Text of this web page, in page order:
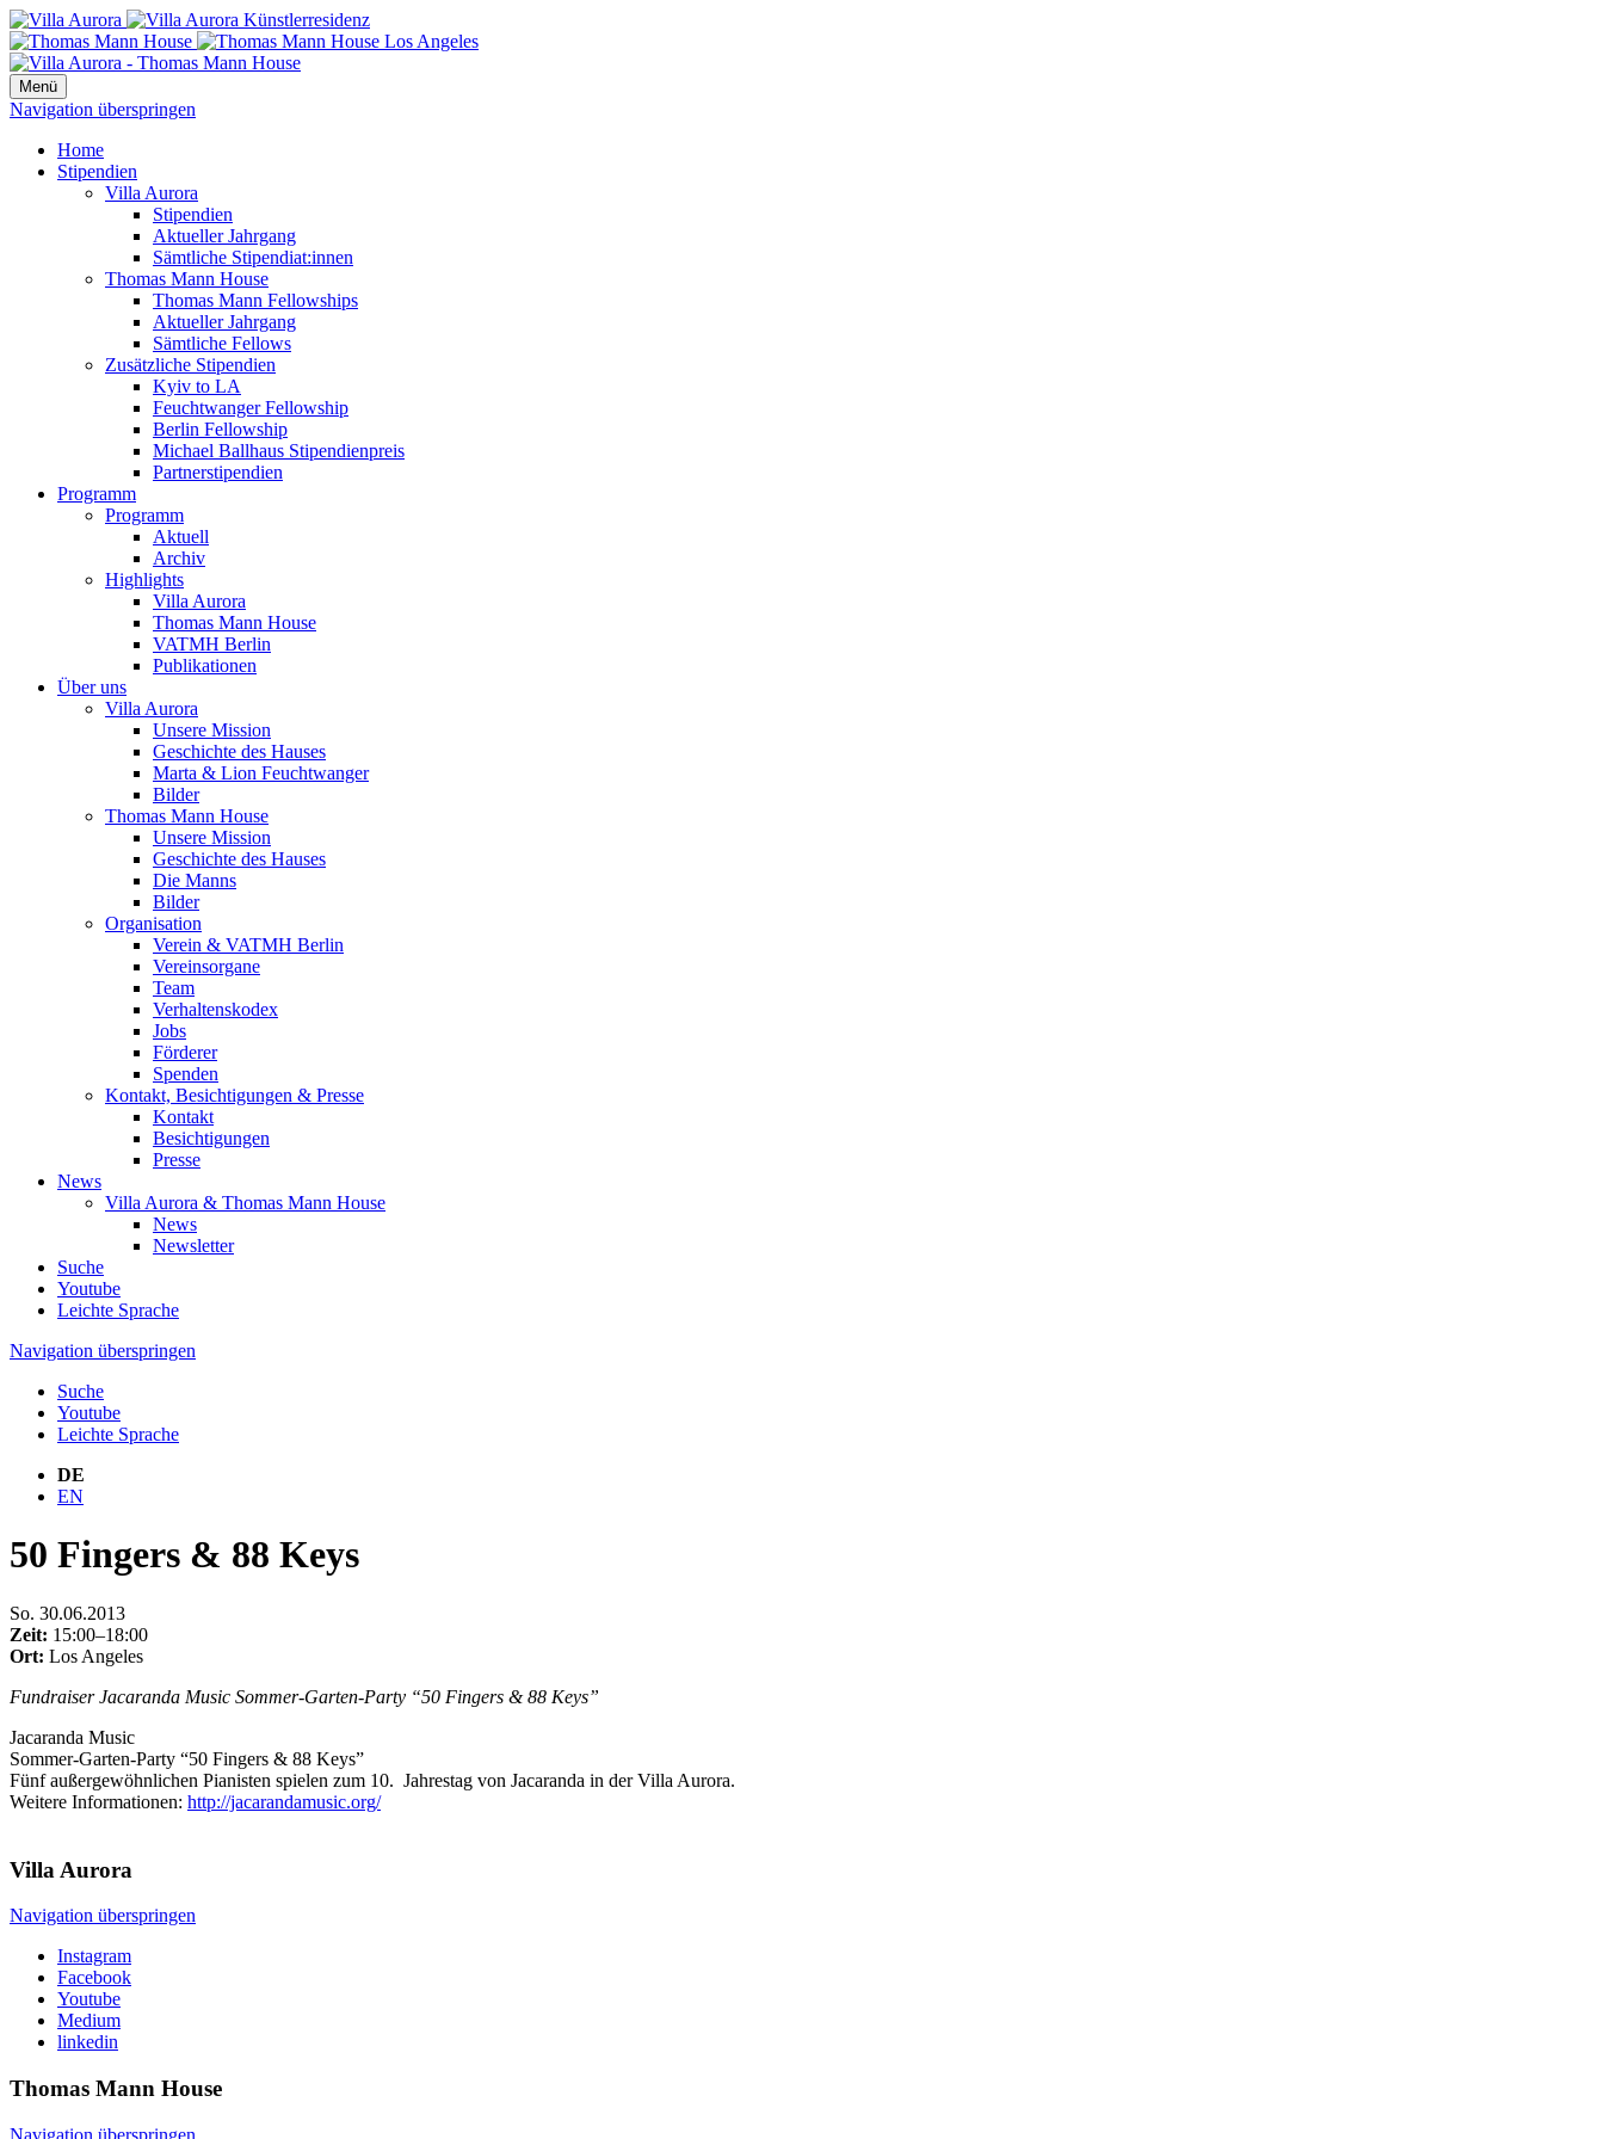
Menü
Navigation überspringen
Home
Stipendien
Villa Aurora
Stipendien
Aktueller Jahrgang
Sämtliche Stipendiat:innen
Thomas Mann House
Thomas Mann Fellowships
Aktueller Jahrgang
Sämtliche Fellows
Zusätzliche Stipendien
Kyiv to LA
Feuchtwanger Fellowship
Berlin Fellowship
Michael Ballhaus Stipendienpreis
Partnerstipendien
Programm
Programm
Aktuell
Archiv
Highlights
Villa Aurora
Thomas Mann House
VATMH Berlin
Publikationen
Über uns
Villa Aurora
Unsere Mission
Geschichte des Hauses
Marta & Lion Feuchtwanger
Bilder
Thomas Mann House
Unsere Mission
Geschichte des Hauses
Die Manns
Bilder
Organisation
Verein & VATMH Berlin
Vereinsorgane
Team
Verhaltenskodex
Jobs
Förderer
Spenden
Kontakt, Besichtigungen & Presse
Kontakt
Besichtigungen
Presse
News
Villa Aurora & Thomas Mann House
News
Newsletter
Suche
Youtube
Leichte Sprache
Navigation überspringen
Suche
Youtube
Leichte Sprache
DE
EN
50 Fingers & 88 Keys
So. 30.06.2013
Zeit: 15:00–18:00
Ort: Los Angeles
Fundraiser Jacaranda Music Sommer-Garten-Party “50 Fingers & 88 Keys”
Jacaranda Music
Sommer-Garten-Party “50 Fingers & 88 Keys”
Fünf außergewöhnlichen Pianisten spielen zum 10. Jahrestag von Jacaranda in der Villa Aurora.
Weitere Informationen: http://jacarandamusic.org/
Villa Aurora
Navigation überspringen
Instagram
Facebook
Youtube
Medium
linkedin
Thomas Mann House
Navigation überspringen